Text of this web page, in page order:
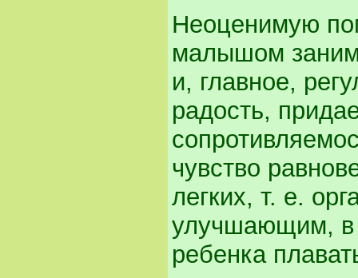
Неоценимую
малышом
и, главное,
радость,
чувство
легких, т. е.
улучшающим, в
ребенка